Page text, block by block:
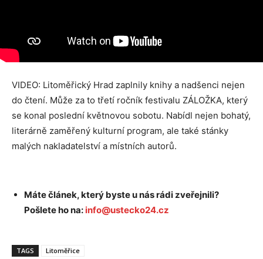
VIDEO: Litoměřický Hrad zaplnily knihy a nadšenci nejen
do čtení. Může za to třetí ročník festivalu ZÁLOŽKA, který
se konal poslední květnovou sobotu. Nabídl nejen bohatý,
literárně zaměřený kulturní program, ale také stánky
malých nakladatelství a místních autorů.
Máte článek, který byste u nás rádi zveřejnili?
Pošlete ho na: info@ustecko24.cz
TAGS Litoměřice